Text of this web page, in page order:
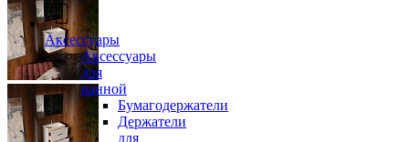
Аксессуары
Аксессуары
для
ванной
Бумагодержатели
Держатели
для